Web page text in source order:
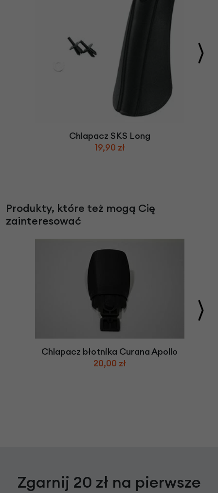
Chlapacz SKS Long
19,90 zł
Produkty, które też mogą Cię
zainteresować
Chlapacz błotnika Curana Apollo
20,00 zł
Zgarnij 20 zł na pierwsze